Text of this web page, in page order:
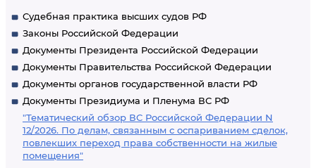
Судебная практика высших судов РФ
Законы Российской Федерации
Документы Президента Российской Федерации
Документы Правительства Российской Федерации
Документы органов государственной власти РФ
Документы Президиума и Пленума ВС РФ
"Тематический обзор ВС Российской Федерации N
12/2026. По делам, связанным с оспариванием сделок,
повлекших переход права собственности на жилые
помещения"